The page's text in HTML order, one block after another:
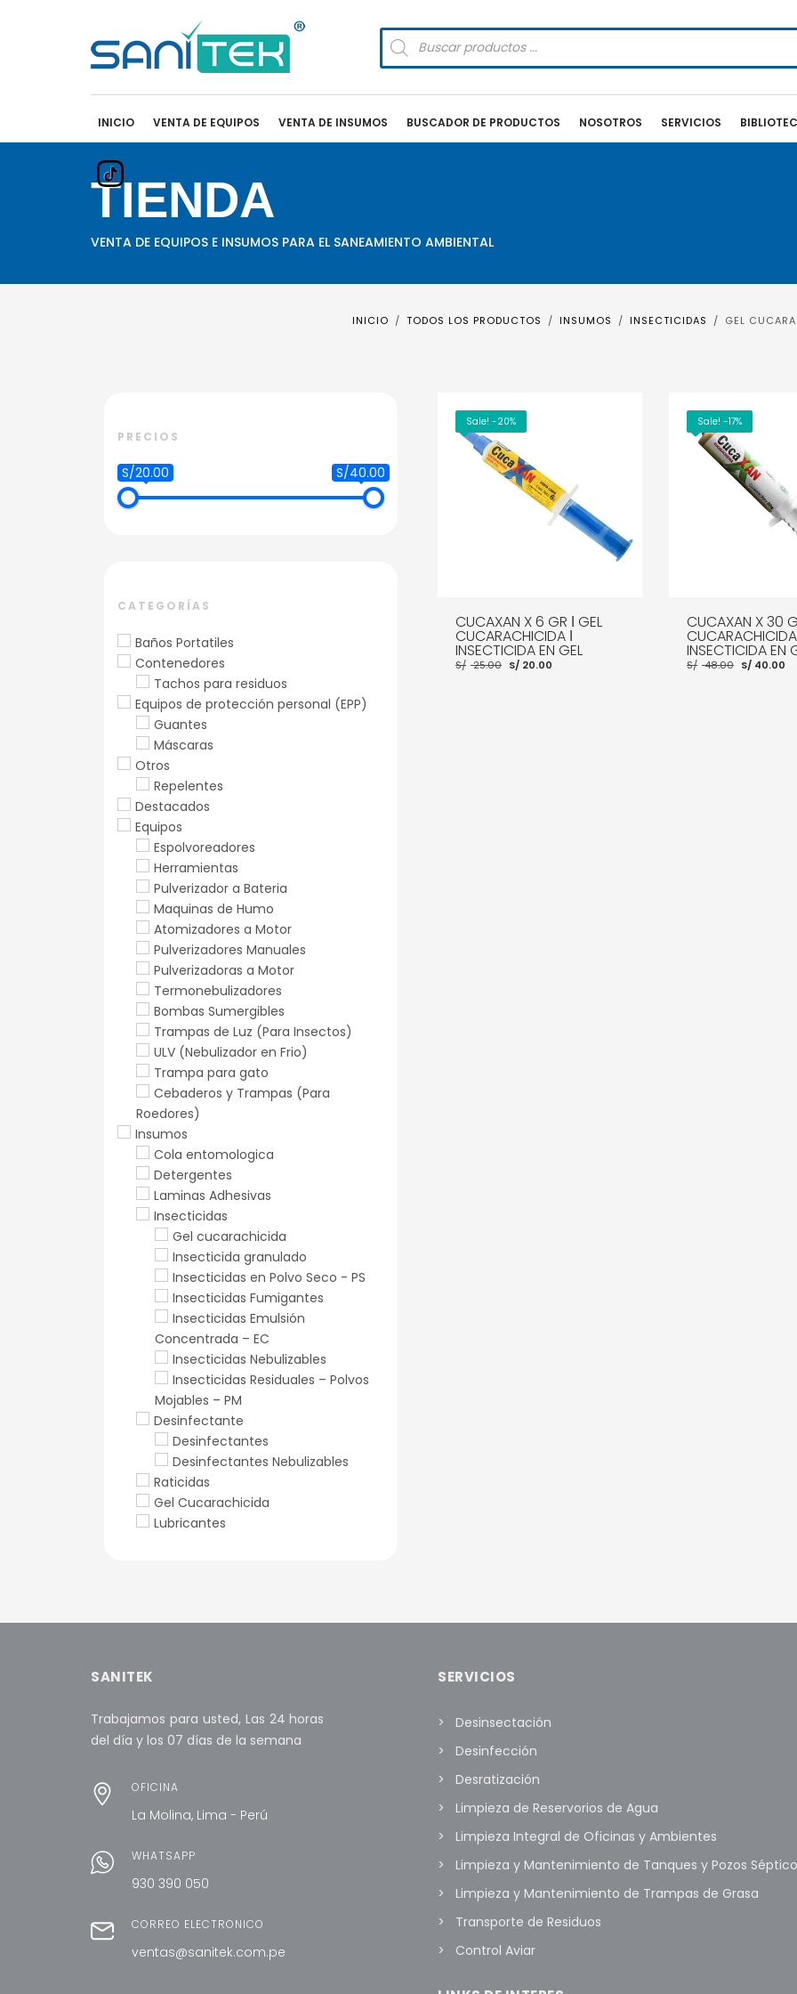
Búsqueda
de
productos
INICIO VENTA DE EQUIPOS VENTA DE INSUMOS BUSCADOR DE PRODUCTOS NOSOTROS SERVICIOS
TIENDA
VENTA DE EQUIPOS E INSUMOS PARA EL SANEAMIENTO AMBIENTAL
INICIO TODOS LOS PRODUCTOS INSUMOS INSECTICIDAS GEL
Sale! -20%
CUCAXAN X 6 GR ǀ GEL
CUCARACHICIDA ǀ
INSECTICIDA EN GEL
S/ 25.00 El
precio
S/ 20.00
Sale! -17%
CUCAXAN X 30
CUCARACHICIDA
INSECTICIDA EN
S/ 48.00 El
precio
S/40.00El
PRECIOS
S/20.00 S/40.00
CATEGORÍAS
Baños Portatiles
Contenedores
Tachos para residuos
Equipos de protección personal (EPP)
Guantes
Máscaras
Otros
Repelentes
Destacados
Equipos
Espolvoreadores
Herramientas
Pulverizador a Bateria
Maquinas de Humo
Atomizadores a Motor
Pulverizadores Manuales
Pulverizadoras a Motor
Termonebulizadores
Bombas Sumergibles
Trampas de Luz (Para Insectos)
ULV (Nebulizador en Frio)
Trampa para gato
Cebaderos y Trampas (Para
Roedores)
Insumos
Cola entomologica
Detergentes
Laminas Adhesivas
Insecticidas
Gel cucarachicida
Insecticida granulado
Insecticidas en Polvo Seco - PS
Insecticidas Fumigantes
Insecticidas Emulsión
Concentrada – EC
Insecticidas Nebulizables
Insecticidas Residuales – Polvos
Mojables – PM
Desinfectante
Desinfectantes
Desinfectantes Nebulizables
Raticidas
Gel Cucarachicida
Lubricantes
SANITEK
Trabajamos para usted, Las 24 horas
del día y los 07 días de la semana
OFICINA
La Molina, Lima - Perú
WHATSAPP
930 390 050
CORREO ELECTRÓNICO
ventas@sanitek.com.pe
SERVICIOS
Desinsectación
Desinfección
Desratización
Limpieza de Reservorios de Agua
Limpieza Integral de Oficinas y Ambientes
Limpieza y Mantenimiento de Tanques y Pozos
Limpieza y Mantenimiento de Trampas de Grasa
Transporte de Residuos
Control Aviar